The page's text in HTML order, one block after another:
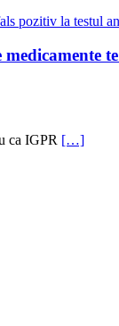
ca IGPR […]